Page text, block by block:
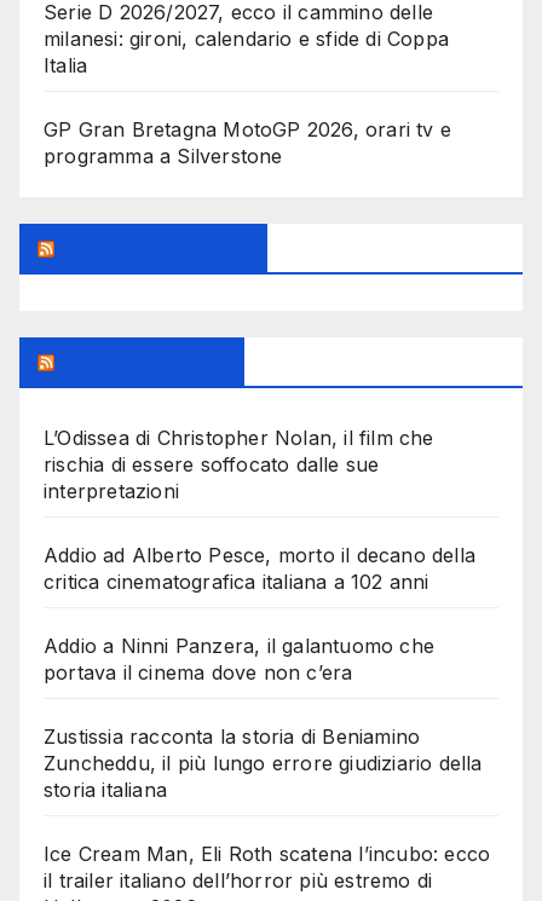
Serie D 2026/2027, ecco il cammino delle
milanesi: gironi, calendario e sfide di Coppa
Italia
GP Gran Bretagna MotoGP 2026, orari tv e
programma a Silverstone
L’Odissea di Christopher Nolan, il film che
rischia di essere soffocato dalle sue
interpretazioni
Addio ad Alberto Pesce, morto il decano della
critica cinematografica italiana a 102 anni
Addio a Ninni Panzera, il galantuomo che
portava il cinema dove non c’era
Zustissia racconta la storia di Beniamino
Zuncheddu, il più lungo errore giudiziario della
storia italiana
Ice Cream Man, Eli Roth scatena l’incubo: ecco
il trailer italiano dell’horror più estremo di